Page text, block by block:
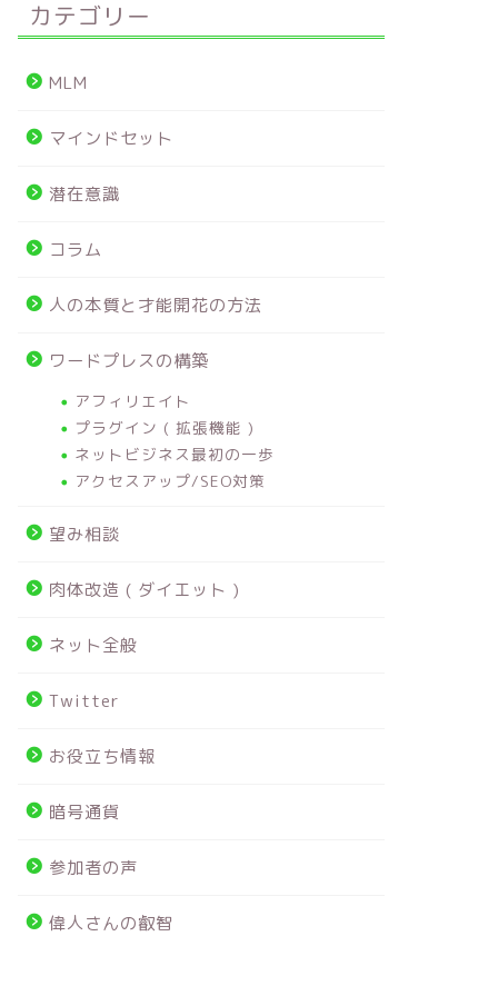
カテゴリー
MLM
マインドセット
潜在意識
コラム
人の本質と才能開花の方法
ワードプレスの構築
アフィリエイト
プラグイン ( 拡張機能 )
ネットビジネス最初の一歩
アクセスアップ/SEO対策
望み相談
肉体改造 ( ダイエット )
ネット全般
Twitter
お役立ち情報
暗号通貨
参加者の声
偉人さんの叡智